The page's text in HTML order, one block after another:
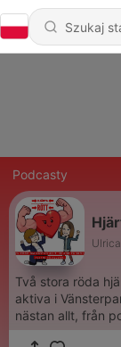
Podcasty
Två stora röda
aktiva i
nästan allt, från